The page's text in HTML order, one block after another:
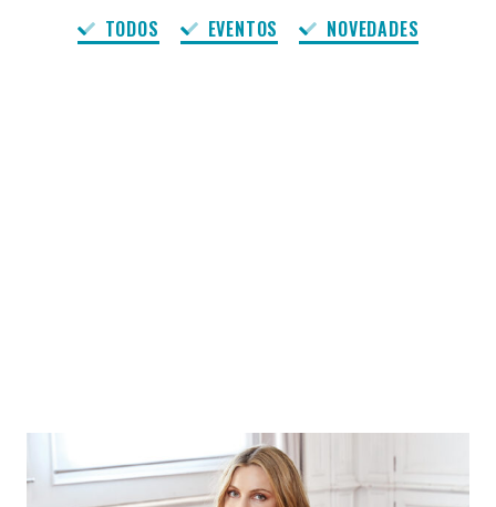
TODOS EVENTOS NOVEDADES